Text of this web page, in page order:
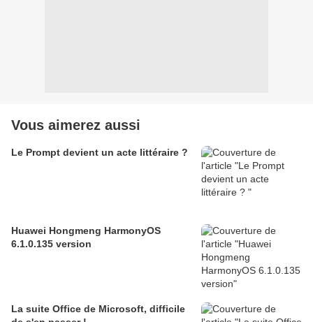
Vous aimerez aussi
Le Prompt devient un acte littéraire ?
Huawei Hongmeng HarmonyOS
6.1.0.135 version
La suite Office de Microsoft, difficile